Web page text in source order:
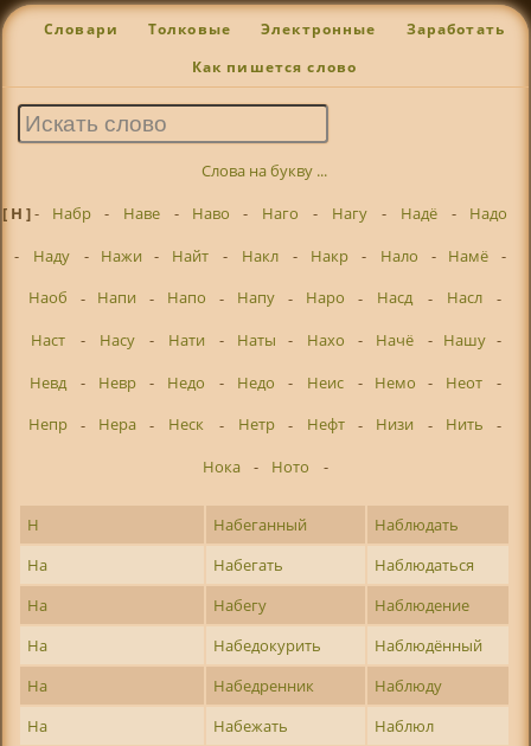
Словари Толковые Электронные Заработать
Как пишется слово
Слова на букву ...
[ Н ]- Набр - Наве - Наво - Наго - Нагу - Надё -
Надо
-
Наду - Нажи - Найт - Накл - Накр - Нало - Намё
-
Наоб
- Напи - Напо - Напу - Наро - Насд - Насл
-
Наст
- Насу - Нати - Наты - Нахо - Начё - Нашу -
Невд
- Невр - Недо - Недо - Неис - Немо - Неот
-
Непр
- Нера - Неск - Нетр - Нефт - Низи - Нить
-
Нока
- Ното -
Н Набеганный
Наблюдать
На
Набегать
Наблюдаться
На
Набегу
Наблюдение
На
Набедокурить
Наблюдённый
На
Набедренник
Наблюду
На
Набежать
Наблюл